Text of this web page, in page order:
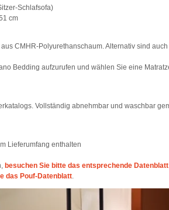
Schlafsofa)
cm
CMHR-Polyurethanschaum. Alternativ sind
Bedding aufzurufen und wählen Sie eine
Vollständig abnehmbar und waschbar
Lieferumfang enthalten
besuchen Sie bitte das entsprechende Datenblatt
das Pouf-Datenblatt.